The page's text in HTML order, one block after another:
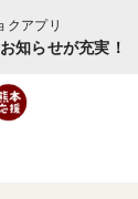
クアプリ
知らせが充実！